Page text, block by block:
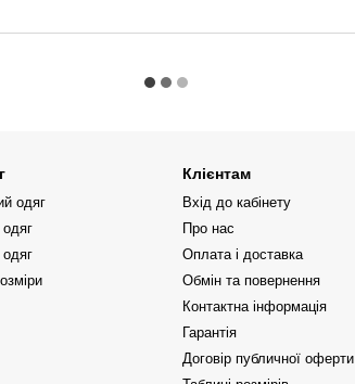
одяг
Клієнтам
Вхід до кабінету
Про нас
Оплата і доставка
Обмін та повернення
Контактна інформація
Гарантія
Договір публичної оферти